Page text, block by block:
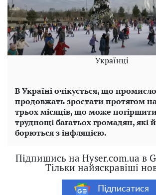
Українці
В Україні очікується, що
продовжать зростати протягом
трьох місяців, що може
труднощі багатьох громадян, які
борються з інфляцією.
Підпишись на Hyser.com.ua в
Тільки найяскравіші
Підписатися